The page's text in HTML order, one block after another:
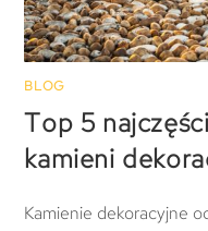
BLOG
Top 5
kamieni
Kamienie dekoracyjne